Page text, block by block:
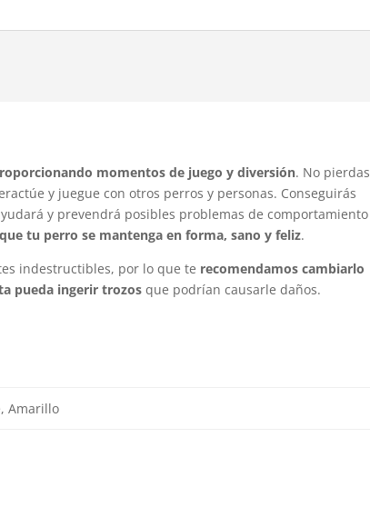
momentos de juego y diversión. No pierdas
y juegue con otros perros y personas. Conseguirás
y prevendrá posibles problemas de comportamiento
tu perro se mantenga en forma, sano y feliz.
indestructibles, por lo que te recomendamos cambiarlo
pueda ingerir trozos que podrían causarle daños.
Amarillo